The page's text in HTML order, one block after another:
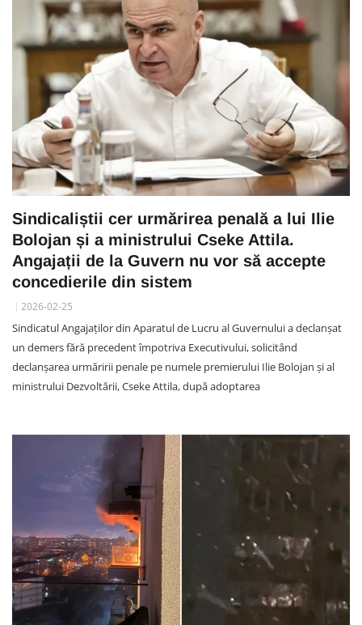
Sindicaliștii cer urmărirea penală a lui Ilie
Bolojan și a ministrului Cseke Attila.
Angajații de la Guvern nu vor să accepte
concedierile din sistem
2026-02-25
Sindicatul Angajaților din Aparatul de Lucru al Guvernului a declanșat
un demers fără precedent împotriva Executivului, solicitând
declanșarea urmăririi penale pe numele premierului Ilie Bolojan și al
ministrului Dezvoltării, Cseke Attila, după adoptarea